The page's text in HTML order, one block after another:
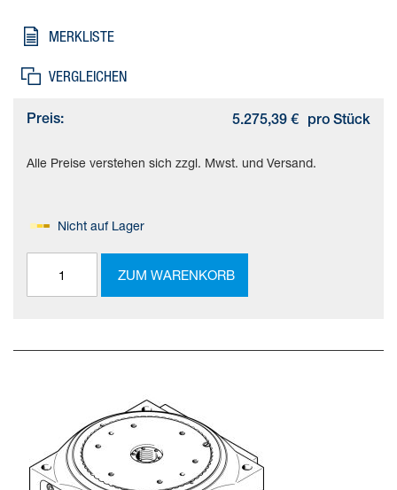
MERKLISTE
VERGLEICHEN
Preis: 5.275,39 € pro Stück
Alle Preise verstehen sich zzgl. Mwst. und Versand.
Nicht auf Lager
ZUM WARENKORB